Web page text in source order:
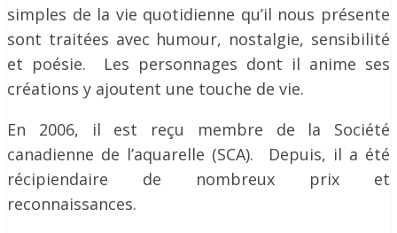
simples de la vie quotidienne qu’il nous présente
sont traitées avec humour, nostalgie, sensibilité
et poésie. Les personnages dont il anime ses
créations y ajoutent une touche de vie.
En 2006, il est reçu membre de la Société
canadienne de l’aquarelle (SCA). Depuis, il a été
récipiendaire de nombreux prix et
reconnaissances.